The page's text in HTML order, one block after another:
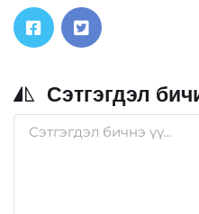
Сэтгэгдэл